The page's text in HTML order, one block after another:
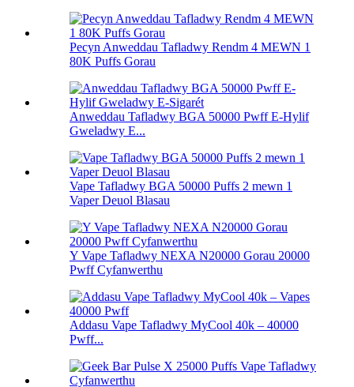
Pecyn Anweddau Tafladwy Rendm 4 MEWN 1
80K Puffs Gorau
Anweddau Tafladwy BGA 50000 Pwff E-Hylif
Gweladwy E...
Vape Tafladwy BGA 50000 Puffs 2 mewn 1
Vaper Deuol Blasau
Y Vape Tafladwy NEXA N20000 Gorau 20000
Pwff Cyfanwerthu
Addasu Vape Tafladwy MyCool 40k – 40000
Pwff...